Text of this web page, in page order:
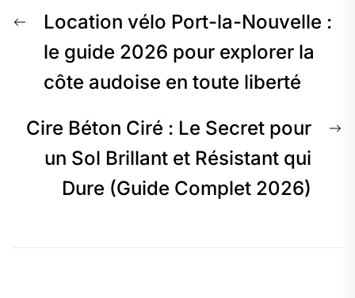
Navigation
de
l’article
Previous
post:
Location vélo Port-la-Nouvelle :
le guide 2026 pour explorer la
côte audoise en toute liberté
Cire Béton Ciré : Le Secret pour
un Sol Brillant et Résistant qui
Dure (Guide Complet 2026)